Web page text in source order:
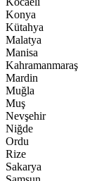
Konya
Kütahya
Malatya
Manisa
Kahramanmaraş
Mardin
Muğla
Muş
Nevşehir
Niğde
Ordu
Rize
Sakarya